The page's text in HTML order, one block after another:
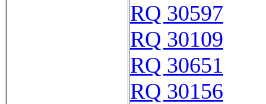
RQ 30597
RQ 30109
RQ 30651
RQ 30156